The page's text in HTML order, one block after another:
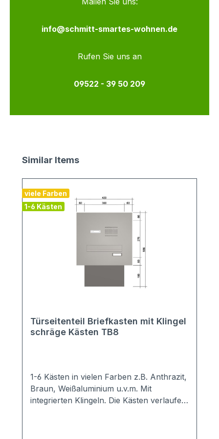
info@schmitt-smartes-wohnen.de
Rufen Sie uns an
09522 - 39 50 209
Produktgalerie überspringen
Similar Items
viele Farben
1-6 Kästen
Türseitenteil Briefkasten mit Klingel
schräge Kästen TB8
1-6 Kästen in vielen Farben z.B. Anthrazit,
Braun, Weißaluminium u.v.m. Mit
integrierten Klingeln. Die Kästen verlaufen